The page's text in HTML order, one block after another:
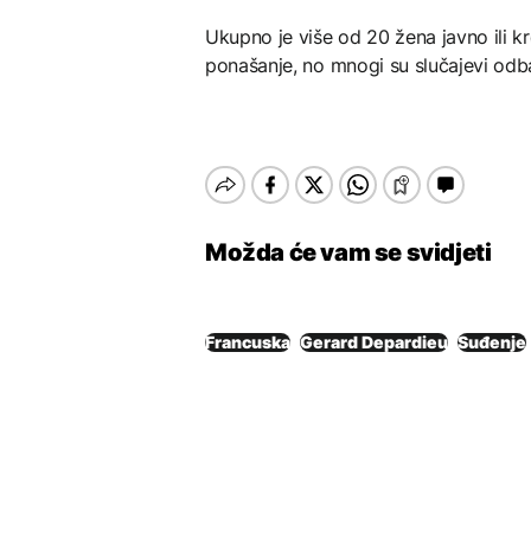
Ukupno je više od 20 žena javno ili
ponašanje, no mnogi su slučajevi
Možda će vam se svidjeti
Francuska Gerard Depardieu Suđenje